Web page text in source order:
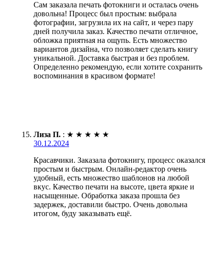
Сам заказала печать фотокниги и осталась очень
довольна! Процесс был простым: выбрала
фотографии, загрузила их на сайт, и через пару
дней получила заказ. Качество печати отличное,
обложка приятная на ощупь. Есть множество
вариантов дизайна, что позволяет сделать книгу
уникальной. Доставка быстрая и без проблем.
Определенно рекомендую, если хотите сохранить
воспоминания в красивом формате!
Лиза П. : ★ ★ ★ ★ ★
30.12.2024
Красавчики. Заказала фотокнигу, процесс оказался
простым и быстрым. Онлайн-редактор очень
удобный, есть множество шаблонов на любой
вкус. Качество печати на высоте, цвета яркие и
насыщенные. Обработка заказа прошла без
задержек, доставили быстро. Очень довольна
итогом, буду заказывать ещё.